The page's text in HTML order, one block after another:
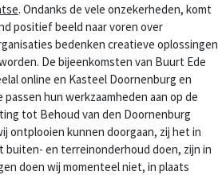
. Ondanks de vele onzekerheden, komt
positief beeld naar voren over
bedenken creatieve oplossingen
De bijeenkomsten van Buurt Ede
online en Kasteel Doornenburg en
hun werkzaamheden aan op de
tot Behoud van den Doornenburg
ontplooien kunnen doorgaan, zij het in
buiten- en terreinonderhoud doen, zijn in
doen wij momenteel niet, in plaats